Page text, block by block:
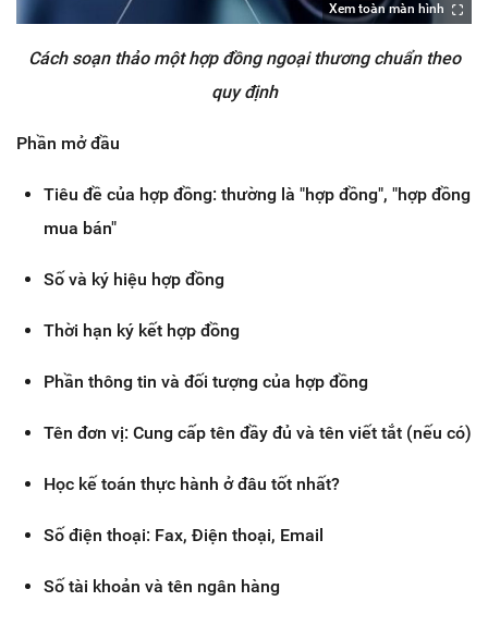
Xem toàn màn hình
Cách soạn thảo một hợp đồng ngoại thương chuẩn theo
quy định
Phần mở đầu
Tiêu đề của hợp đồng: thường là "hợp đồng", "hợp đồng
mua bán"
Số và ký hiệu hợp đồng
Thời hạn ký kết hợp đồng
Phần thông tin và đối tượng của hợp đồng
Tên đơn vị: Cung cấp tên đầy đủ và tên viết tắt (nếu có)
Học kế toán thực hành ở đâu tốt nhất?
Số điện thoại: Fax, Điện thoại, Email
Số tài khoản và tên ngân hàng